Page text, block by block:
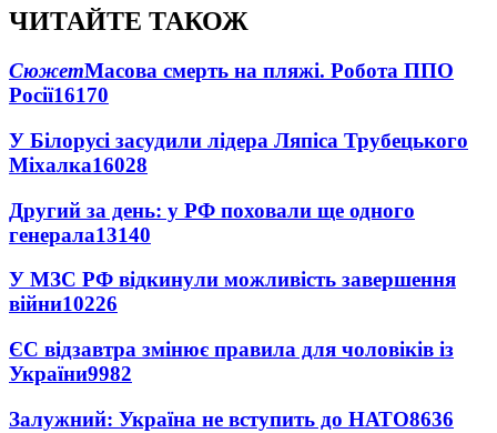
ЧИТАЙТЕ ТАКОЖ
СюжетМасова смерть на пляжі. Робота ППО
Росії16170
У Білорусі засудили лідера Ляпіса Трубецького
Міхалка16028
Другий за день: у РФ поховали ще одного
генерала13140
У МЗС РФ відкинули можливість завершення
війни10226
ЄС відзавтра змінює правила для чоловіків із
України9982
Залужний: Україна не вступить до НАТО8636